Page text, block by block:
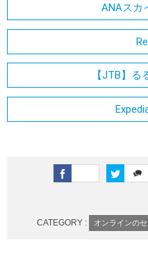
ANAスカ
【JTB】
CATEGORY : オンラインの